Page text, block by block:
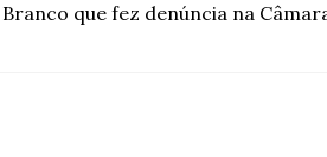
que fez denúncia na